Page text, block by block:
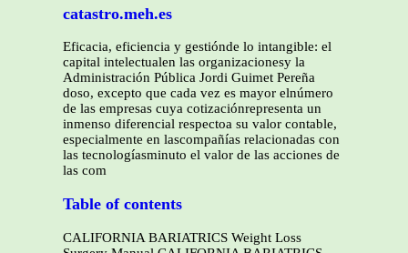
catastro.meh.es
Eficacia, eficiencia y gestiónde lo intangible: el
capital intelectualen las organizacionesy la
Administración Pública Jordi Guimet Pereña
doso, excepto que cada vez es mayor elnúmero
de las empresas cuya cotizaciónrepresenta un
inmenso diferencial respectoa su valor contable,
especialmente en lascompañías relacionadas con
las tecnologíasminuto el valor de las acciones de
las com
Table of contents
CALIFORNIA BARIATRICS Weight Loss